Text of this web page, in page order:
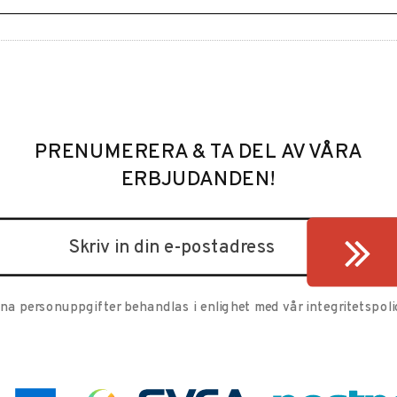
PRENUMERERA & TA DEL AV VÅRA
ERBJUDANDEN!
personuppgifter behandlas i enlighet med vår